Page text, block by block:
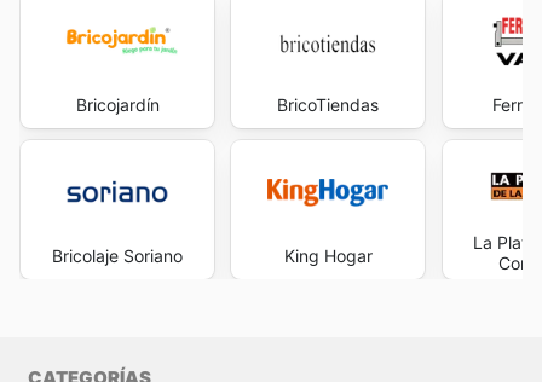
Bricojardín
Bricolaje Soriano
BricoTiendas
King Hogar
La